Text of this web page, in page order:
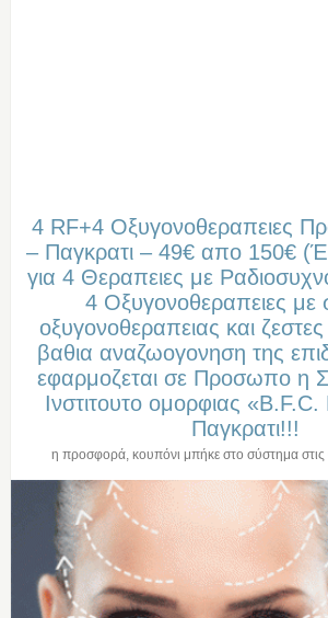
4 RF+4 Οξυγονοθεραπειες
– Παγκρατι – 49€ απο 150€
για 4 Θεραπειες με
4 Οξυγονοθεραπειες με
οξυγονοθεραπειας και ζεστες
βαθια αναζωογονηση της
εφαρμοζεται σε Προσωπο η
Ινστιτουτο ομορφιας
Παγκρατι!!!
η προσφορά, κουπόνι μπήκε στο σύστημα στις